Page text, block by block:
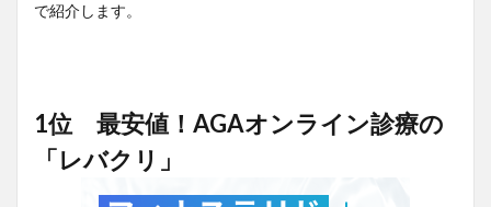
で紹介します。
1位 最安値！AGAオンライン診療の
「レバクリ」